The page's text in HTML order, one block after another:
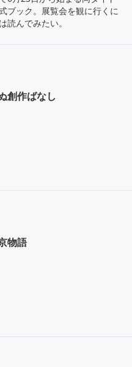
ブック。展覧会を観に行くに
読んでみたい。
創作ばなし
物語